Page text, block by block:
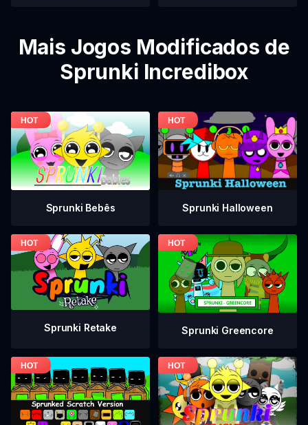
Mais Jogos Modificados de
Sprunki Incredibox
Sprunki Bebês Sprunki Halloween
Sprunki Retake Sprunki Greencore